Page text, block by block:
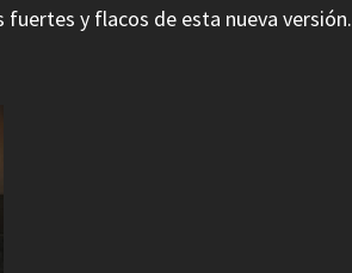
fuertes y flacos de esta nueva versión.